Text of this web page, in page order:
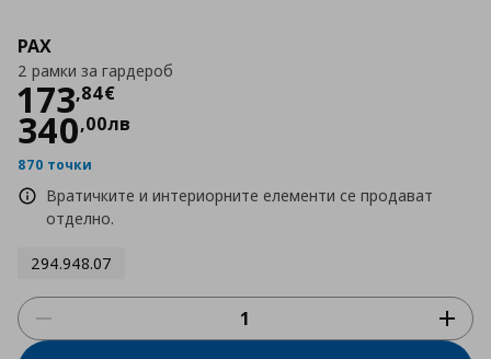
PAX
2 рамки за гардероб
173,84€
Цена
340,00лв
870 точки
Вратичките и интериорните елементи се продават
отделно.
294.948.07